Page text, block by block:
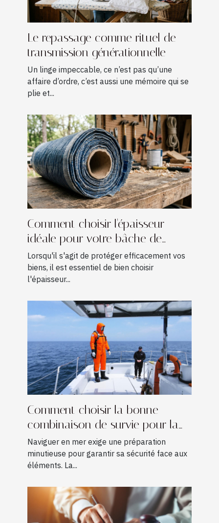
Le repassage comme rituel de
transmission générationnelle
Un linge impeccable, ce n’est pas qu’une
affaire d’ordre, c’est aussi une mémoire qui se
plie et...
Comment choisir l'épaisseur
idéale pour votre bâche de
protection ?
Lorsqu'il s'agit de protéger efficacement vos
biens, il est essentiel de bien choisir
l'épaisseur...
Comment choisir la bonne
combinaison de survie pour la
navigation ?
Naviguer en mer exige une préparation
minutieuse pour garantir sa sécurité face aux
éléments. La...